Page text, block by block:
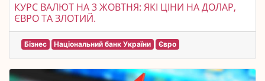
КУРС ВАЛЮТ НА 3 ЖОВТНЯ: ЯКІ ЦІНИ НА ДОЛАР,
ЄВРО ТА ЗЛОТИЙ.
Бізнес Національний банк України Євро